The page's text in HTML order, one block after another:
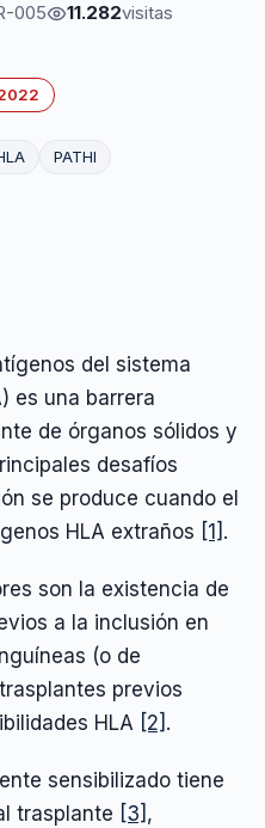
005 11.282visitas
PATHI
del sistema
es una barrera
de órganos sólidos y
desafíos
se produce cuando el
HLA extraños [1] .
son la existencia de
a la inclusión en
(o de
previos
HLA [2] .
sensibilizado tiene
trasplante [3] ,